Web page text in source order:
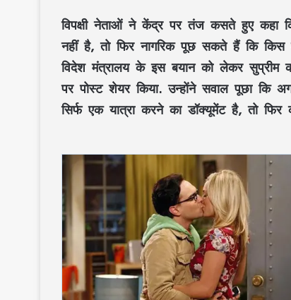
विपक्षी नेताओं ने केंद्र पर तंज कसते हुए कहा
नहीं है, तो फिर नागरिक पूछ सकते हैं कि किस
विदेश मंत्रालय के इस बयान को लेकर सुप्रीम
पर पोस्ट शेयर किया. उन्होंने सवाल पूछा कि
सिर्फ एक यात्रा करने का डॉक्यूमेंट है, तो